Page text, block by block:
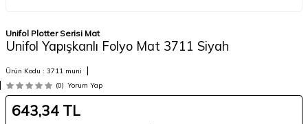
Unifol Plotter Serisi Mat
Unifol Yapışkanlı Folyo Mat 3711 Siyah
Ürün Kodu : 3711 muni
(0) Yorum Yap
643,34 TL